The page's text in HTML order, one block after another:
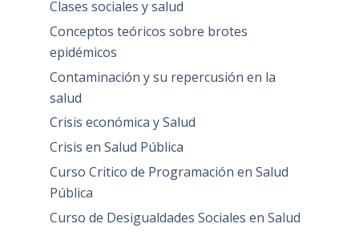
Clases sociales y salud
Conceptos teóricos sobre brotes
epidémicos
Contaminación y su repercusión en la
salud
Crisis económica y Salud
Crisis en Salud Pública
Curso Critico de Programación en Salud
Pública
Curso de Desigualdades Sociales en Salud